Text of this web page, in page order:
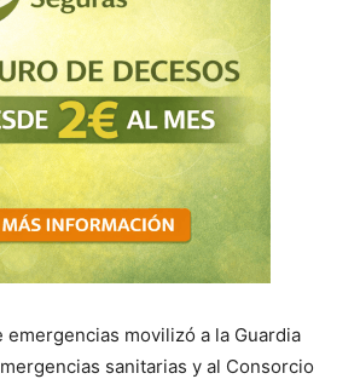
emergencias movilizó a la Guardia
sanitarias y al Consorcio